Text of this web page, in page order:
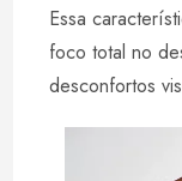
Essa
foco total no
desconfortos